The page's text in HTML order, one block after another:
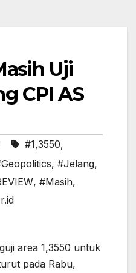
Uji
CPI AS
#1,3550,
, #Jelang,
, #Masih,
area 1,3550 untuk
pada Rabu,